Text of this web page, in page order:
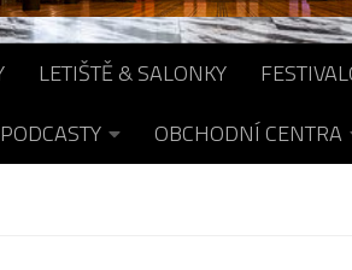
LETIŠTĚ & SALONKY
OBCHODNÍ CENTRA